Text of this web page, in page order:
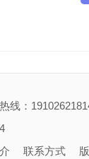
线：
联系方式